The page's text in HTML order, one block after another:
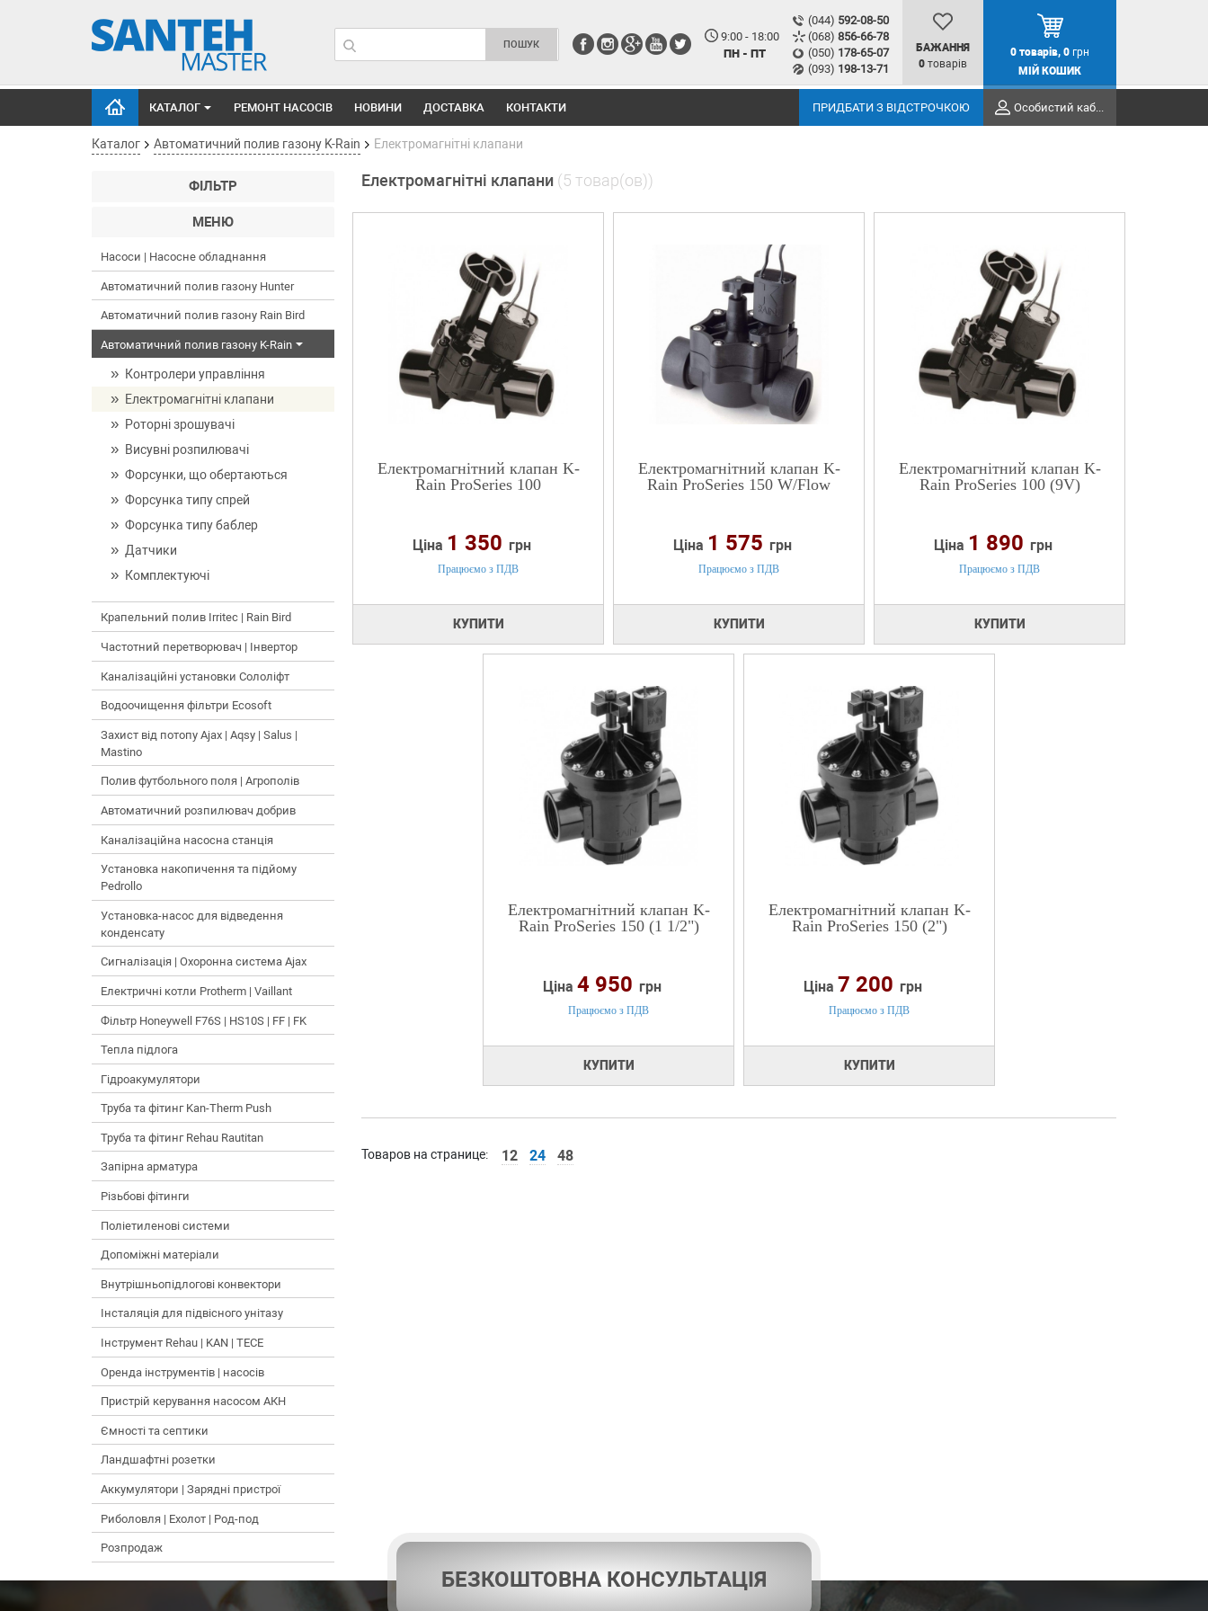
9:00 - 18:00
ПН - ПТ
(044) 592-08-50
(068) 856-66-78
(050) 178-65-07
(093) 198-13-71
БАЖАННЯ
0 товарів
0 товарів, 0 грн
МІЙ КОШИК
КАТАЛОГ РЕМОНТ НАСОСІВ НОВИНИ ДОСТАВКА КОНТАКТИ ПРИДБАТИ З ВІДСТРОЧКОЮ Особистий кабінет
Каталог Автоматичний полив газону K-Rain Електромагнітні клапани
ФІЛЬТР
МЕНЮ
Насоси | Насосне обладнання
Автоматичний полив газону Hunter
Автоматичний полив газону Rain Bird
Автоматичний полив газону K-Rain
Контролери управління
Електромагнітні клапани
Роторні зрошувачі
Висувні розпилювачі
Форсунки, що обертаються
Форсунка типу спрей
Форсунка типу баблер
Датчики
Комплектуючі
Крапельний полив Irritec | Rain Bird
Частотний перетворювач | Інвертор
Каналізаційні установки Сололіфт
Водоочищення фільтри Ecosoft
Захист від потопу Ajax | Aqsy | Salus |
Mastino
Полив футбольного поля | Агрополів
Автоматичний розпилювач добрив
Каналізаційна насосна станція
Установка накопичення та підйому
Pedrollo
Установка-насос для відведення
конденсату
Сигналізація | Охоронна система Ajax
Електричні котли Protherm | Vaillant
Фільтр Honeywell F76S | HS10S | FF | FK
Тепла підлога
Гідроакумулятори
Труба та фітинг Kan-Therm Push
Труба та фітинг Rehau Rautitan
Запірна арматура
Різьбові фітинги
Поліетиленові системи
Допоміжні матеріали
Внутрішньопідлогові конвектори
Інсталяція для підвісного унітазу
Інструмент Rehau | KAN | TECE
Оренда інструментів | насосів
Пристрій керування насосом АКН
Ємності та септики
Ландшафтні розетки
Аккумулятори | Зарядні пристрої
Риболовля | Ехолот | Род-под
Розпродаж
Електромагнітні клапани (5 товар(ов))
Електромагнітний клапан K-
Rain ProSeries 100
Ціна 1 350 грн
Працюємо з ПДВ
КУПИТИ
Електромагнітний клапан K-
Rain ProSeries 150 W/Flow
Ціна 1 575 грн
Працюємо з ПДВ
КУПИТИ
Електромагнітний клапан K-
Rain ProSeries 100 (9V)
Ціна 1 890 грн
Працюємо з ПДВ
КУПИТИ
Електромагнітний клапан K-
Rain ProSeries 150 (1 1/2")
Ціна 4 950 грн
Працюємо з ПДВ
КУПИТИ
Електромагнітний клапан K-
Rain ProSeries 150 (2")
Ціна 7 200 грн
Працюємо з ПДВ
КУПИТИ
Товаров на странице: 12 24 48
БЕЗКОШТОВНА КОНСУЛЬТАЦІЯ